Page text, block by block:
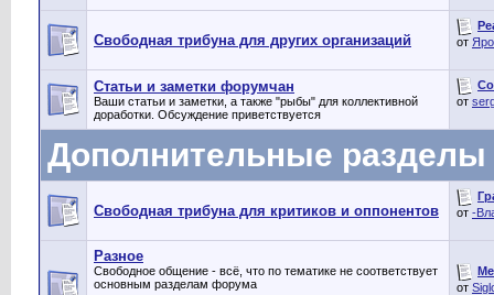
Свободная трибуна для других организаций
от
Статьи и заметки форумчан
Ваши статьи и заметки, а также "рыбы" для коллективной
доработки. Обсуждение приветствуется
от
Дополнительные разделы
Свободная трибуна для критиков и оппонентов
от -
Разное
Свободное общение - всё, что по тематике не соответствует
основным разделам форума
от